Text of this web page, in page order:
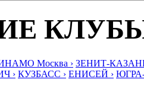
Москва › ЗЕНИТ-
› КУЗБАСС › ЕНИСЕЙ ›